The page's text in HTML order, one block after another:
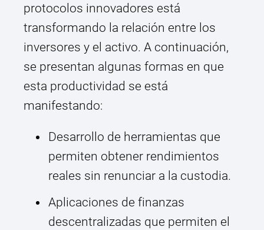
protocolos innovadores está
transformando la relación entre los
inversores y el activo. A continuación,
se presentan algunas formas en que
esta productividad se está
manifestando:
Desarrollo de herramientas que
permiten obtener rendimientos
reales sin renunciar a la custodia.
Aplicaciones de finanzas
descentralizadas que permiten el